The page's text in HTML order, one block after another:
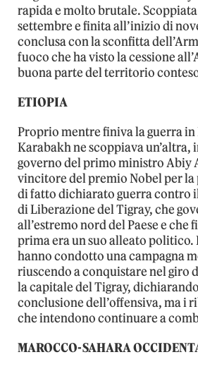
rapida e molto brutale.
settembre e finita all’inizio di
conclusa con la sconfitta
fuoco che ha visto la cessione
buona parte del territorio
ETIOPIA
Proprio mentre finiva la guerra in
Karabakh ne scoppiava un’altra,
governo del primo ministro Abiy
vincitore del premio Nobel per la
di fatto dichiarato guerra contro
di Liberazione del Tigray, che
all’estremo nord del Paese e che
prima era un suo alleato politico.
hanno condotto una campagna
riuscendo a conquistare nel giro
la capitale del Tigray,
conclusione dell’offensiva, ma i
che intendono continuare a
MAROCCO-SAHARA